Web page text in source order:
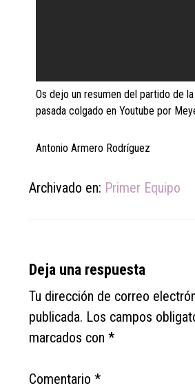
Os dejo un resumen del partido de
pasada colgado en Youtube por
Antonio Armero Rodríguez
Archivado en: Primer Equipo
Reader
Interactions
Deja una respuesta
Tu dirección de correo
publicada. Los campos
marcados con*
Comentario*